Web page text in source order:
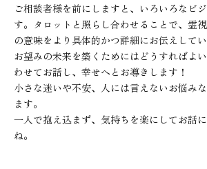
ご相談者様を前にしますと、いろいろなビ
す。タロットと照らし合わせることで、霊
の意味をより具体的かつ詳細にお伝えしてい
お望みの未来を築くためにはどうすればよ
わせてお話し、幸せへとお導きします！
小さな迷いや不安、人には言えないお悩み
ます。
一人で抱え込まず、気持ちを楽にしてお話
ね。